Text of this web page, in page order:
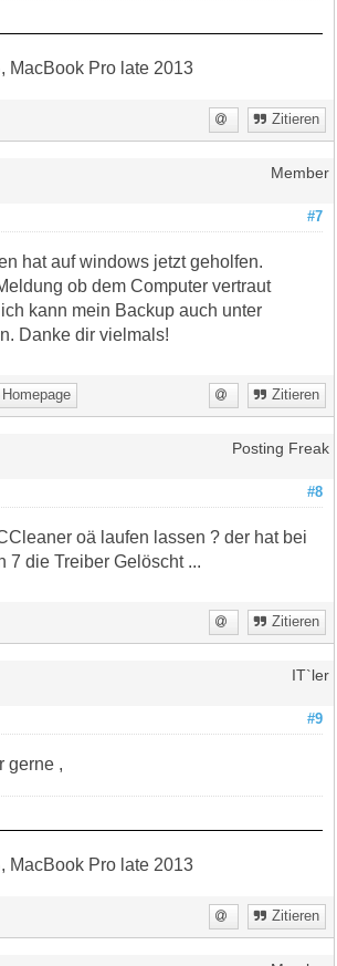
MacBook Pro late 2013
Zitieren
Member
#7
hat auf windows jetzt geholfen.
ob dem Computer vertraut
kann mein Backup auch unter
Danke dir vielmals!
Homepage Zitieren
Posting Freak
#8
oä laufen lassen ? der hat bei
7 die Treiber Gelöscht ...
Zitieren
IT`ler
#9
gerne ,
MacBook Pro late 2013
Zitieren